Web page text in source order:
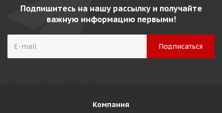
Подпишитесь на нашу рассылку и получайте
важную информацию первыми!
Компания